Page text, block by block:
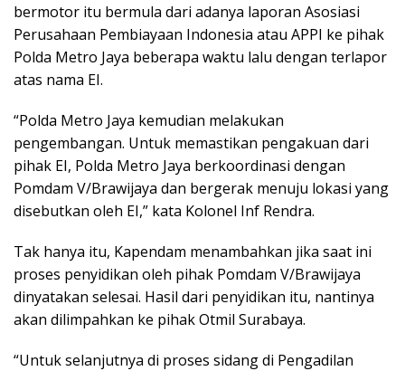
bermotor itu bermula dari adanya laporan Asosiasi
Perusahaan Pembiayaan Indonesia atau APPI ke pihak
Polda Metro Jaya beberapa waktu lalu dengan terlapor
atas nama EI.
“Polda Metro Jaya kemudian melakukan
pengembangan. Untuk memastikan pengakuan dari
pihak EI, Polda Metro Jaya berkoordinasi dengan
Pomdam V/Brawijaya dan bergerak menuju lokasi yang
disebutkan oleh EI,” kata Kolonel Inf Rendra.
Tak hanya itu, Kapendam menambahkan jika saat ini
proses penyidikan oleh pihak Pomdam V/Brawijaya
dinyatakan selesai. Hasil dari penyidikan itu, nantinya
akan dilimpahkan ke pihak Otmil Surabaya.
“Untuk selanjutnya di proses sidang di Pengadilan